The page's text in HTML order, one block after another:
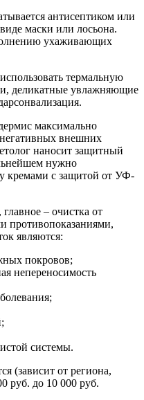
антисептиком или
маски или лосьона.
ухаживающих
термальную
деликатные увлажняющие
максимально
внешних
наносит защитный
нужно
кремами с защитой от УФ-
– очистка от
противопоказаниями,
являются:
покровов;
непереносимость
системы.
(зависит от региона,
руб. до 10 000 руб.